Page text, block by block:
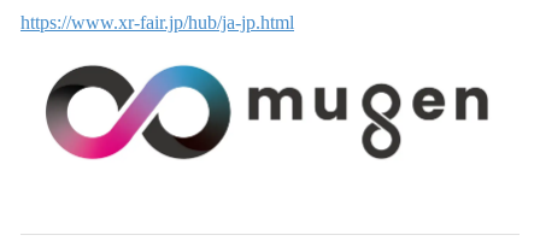
https://www.xr-fair.jp/hub/ja-jp.html